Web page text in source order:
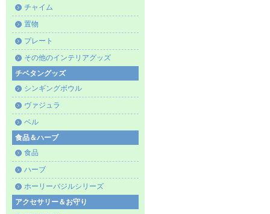
チャイム
置物
プレート
その他のインテリアグッズ
チベタングッズ
シンギングボウル
ヴァジュラ
ベル
食品＆ハーブ
食品
ハーブ
ホーリーバジルシリーズ
アクセサリー＆お守り